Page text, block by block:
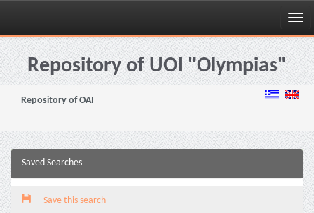
Skip
navigationRepository of UOI "Olympias"
Repository of OAI
Saved Searches
Save this search